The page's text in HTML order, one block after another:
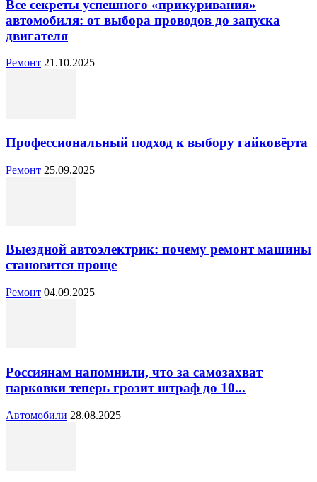
Все секреты успешного «прикуривания»
автомобиля: от выбора проводов до запуска
двигателя
Ремонт 21.10.2025
Профессиональный подход к выбору гайковёрта
Ремонт 25.09.2025
Выездной автоэлектрик: почему ремонт машины
становится проще
Ремонт 04.09.2025
Россиянам напомнили, что за самозахват
парковки теперь грозит штраф до 10...
Автомобили 28.08.2025